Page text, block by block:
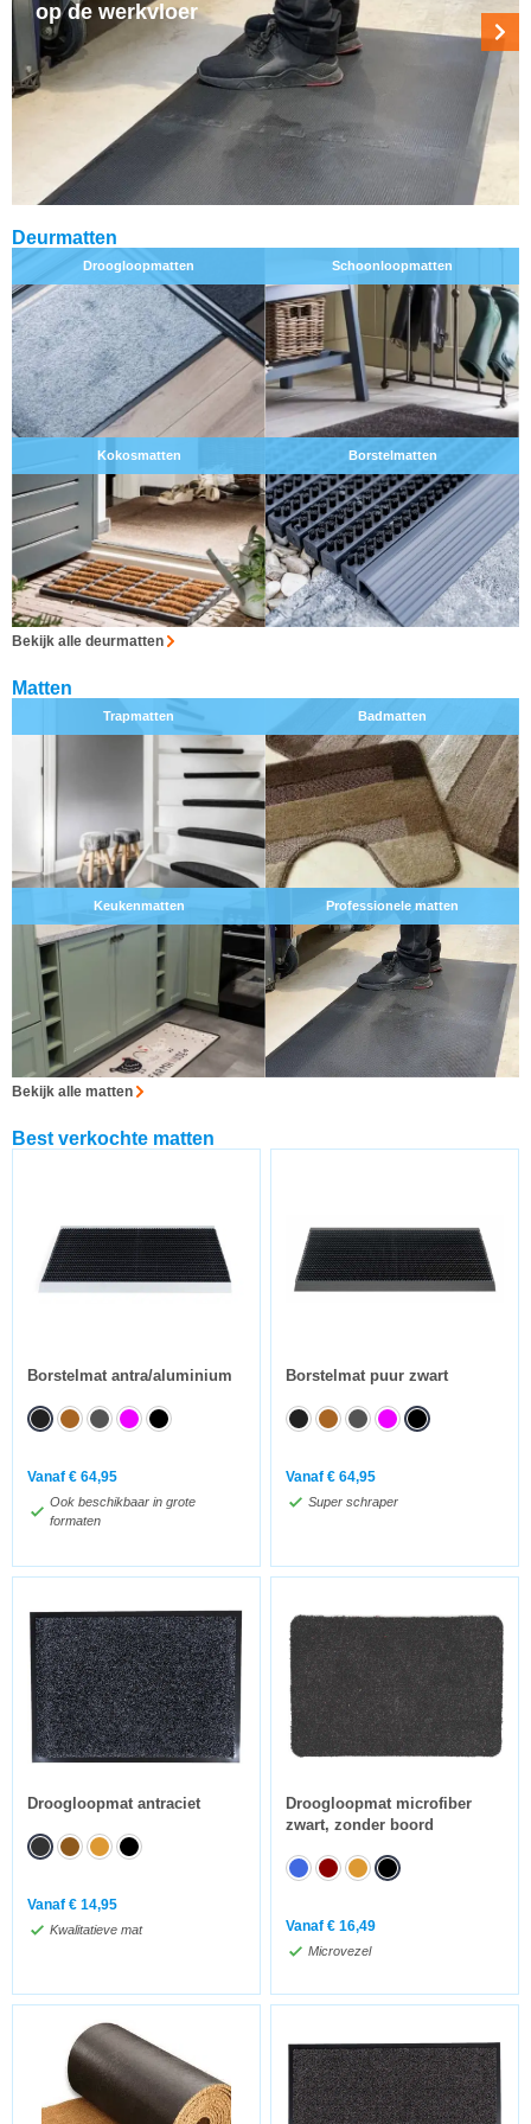
op de werkvloer
Deurmatten
Droogloopmatten Schoonloopmatten
Kokosmatten Borstelmatten
Bekijk alle deurmatten
Matten
Trapmatten Badmatten
Keukenmatten Professionele matten
Bekijk alle matten
Best verkochte matten
Borstelmat antra/aluminium
Vanaf € 64,95
Ook beschikbaar in grote
formaten
Borstelmat puur zwart
Vanaf € 64,95
Super schraper
Droogloopmat antraciet
Vanaf € 14,95
Kwalitatieve mat
Droogloopmat microfiber
zwart, zonder boord
Vanaf € 16,49
Microvezel